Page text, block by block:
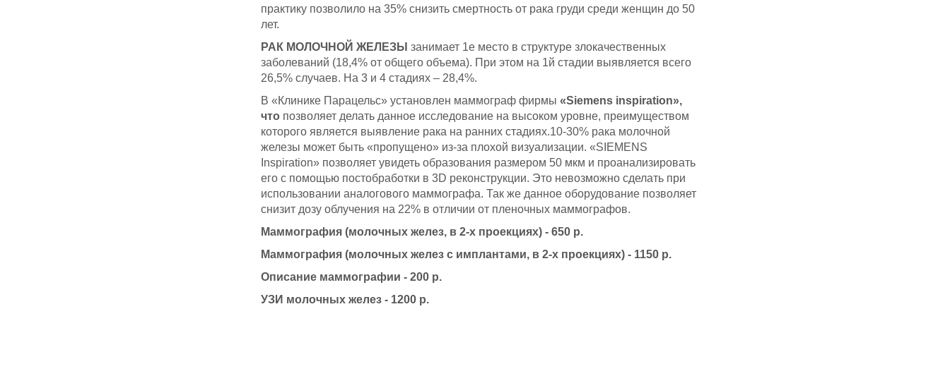
практику позволило на 35% снизить смертность от рака груди среди женщин до 50
лет.
РАК МОЛОЧНОЙ ЖЕЛЕЗЫ занимает 1е место в структуре злокачественных
заболеваний (18,4% от общего объема). При этом на 1й стадии выявляется всего
26,5% случаев. На 3 и 4 стадиях – 28,4%.
В «Клинике Парацельс» установлен маммограф фирмы «Siemens inspiration»,
что позволяет делать данное исследование на высоком уровне, преимуществом
которого является выявление рака на ранних стадиях.10-30% рака молочной
железы может быть «пропущено» из-за плохой визуализации. «SIEMENS
Inspiration» позволяет увидеть образования размером 50 мкм и проанализировать
его с помощью постобработки в 3D реконструкции. Это невозможно сделать при
использовании аналогового маммографа. Так же данное оборудование позволяет
снизит дозу облучения на 22% в отличии от пленочных маммографов.
Маммография (молочных желез, в 2-х проекциях) - 650 р.
Маммография (молочных желез с имплантами, в 2-х проекциях) - 1150 р.
Описание маммографии - 200 р.
УЗИ молочных желез - 1200 р.